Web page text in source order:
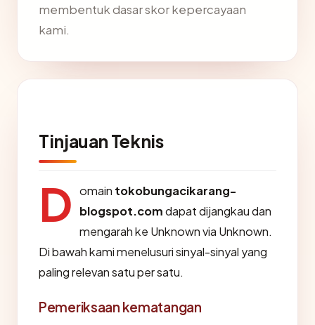
membentuk dasar skor kepercayaan
kami.
Tinjauan Teknis
D omain tokobungacikarang-
blogspot.comdapat dijangkau dan
mengarah ke Unknown via Unknown.
Di bawah kami menelusuri sinyal-sinyal yang
paling relevan satu per satu.
Pemeriksaan kematangan